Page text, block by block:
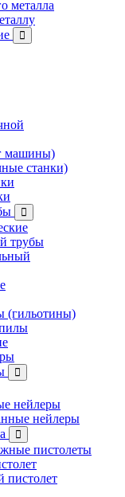
металла
машины)
станки)
трубы
(гильотины)
нейлеры
нейлеры
пистолеты
пистолет